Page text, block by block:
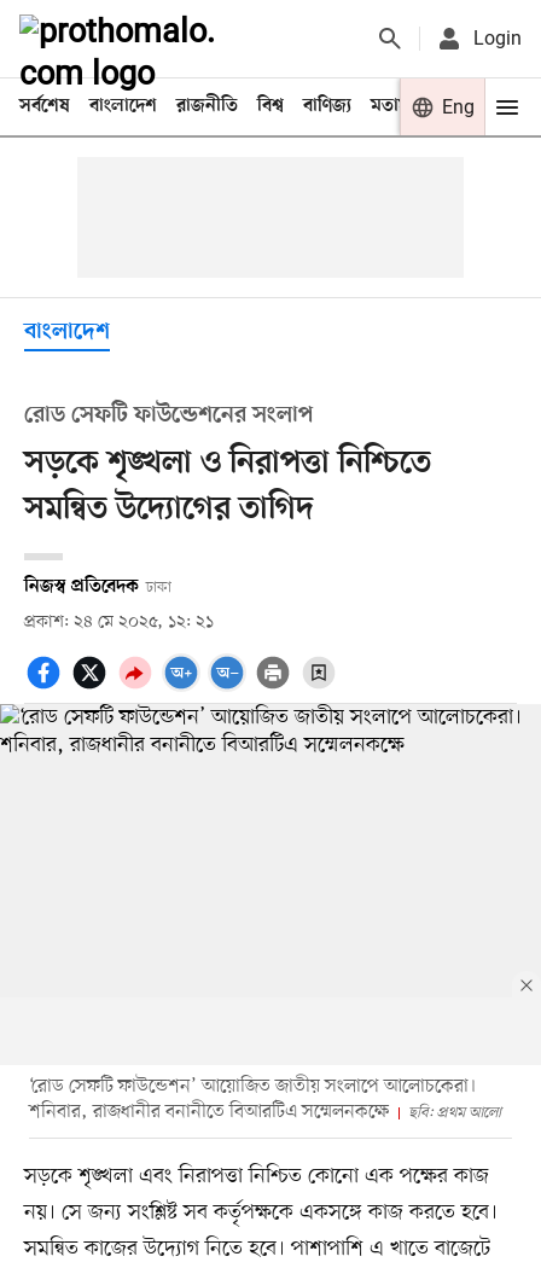
Login
সর্বশেষ বাংলাদেশ রাজনীতি বিশ্ব বাণিজ্য মতামত খেলা
Eng
বাংলাদেশ
রোড সেফটি ফাউন্ডেশনের সংলাপ
সড়কে শৃঙ্খলা ও নিরাপত্তা নিশ্চিতে
সমন্বিত উদ্যোগের তাগিদ
নিজস্ব প্রতিবেদক ঢাকা
প্রকাশ: ২৪ মে ২০২৫, ১২: ২১
‘রোড সেফটি ফাউন্ডেশন’ আয়োজিত জাতীয় সংলাপে আলোচকেরা।
শনিবার, রাজধানীর বনানীতে বিআরটিএ সম্মেলনকক্ষে
ছবি: প্রথম আলো
সড়কে শৃঙ্খলা এবং নিরাপত্তা নিশ্চিত কোনো এক পক্ষের কাজ
নয়। সে জন্য সংশ্লিষ্ট সব কর্তৃপক্ষকে একসঙ্গে কাজ করতে হবে।
সমন্বিত কাজের উদ্যোগ নিতে হবে। পাশাপাশি এ খাতে বাজেটে